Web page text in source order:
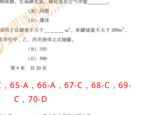
65-A，66-A，67-C，68-C，69-
C，70-D